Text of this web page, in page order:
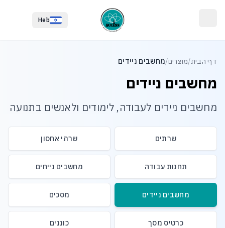
Heb
דף הבית/מוצרים/מחשבים ניידים
מחשבים ניידים
מחשבים ניידים לעבודה, לימודים ולאנשים בתנועה
שרתים שרתי אחסון
תחנות עבודה מחשבים נייחים
מחשבים ניידים מסכים
כרטיס מסך כוננים